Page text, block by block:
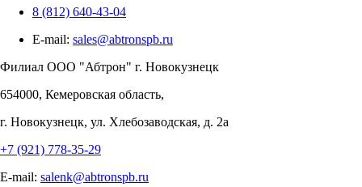
8 (812) 640-43-04
E-mail: sales@abtronspb.ru
Филиал OOO "Абтрон" г. Новокузнецк
654000, Кемеровская область,
г. Новокузнецк, ул. Хлебозаводская, д. 2а
+7 (921) 778-35-29
E-mail: salenk@abtronspb.ru